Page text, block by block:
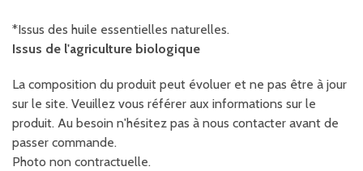
*Issus des huile essentielles naturelles.
Issus de l'agriculture biologique
La composition du produit peut évoluer et ne pas être à jour
sur le site. Veuillez vous référer aux informations sur le
produit. Au besoin n'hésitez pas à nous contacter avant de
passer commande.
Photo non contractuelle.